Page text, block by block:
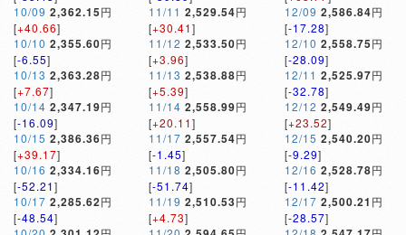
10/09 2,362.15円
[+40.66]
10/10 2,355.60円
[-6.55]
10/13 2,363.28円
[+7.67]
10/14 2,347.19円
[-16.09]
10/15 2,386.36円
[+39.17]
10/16 2,334.16円
[-52.21]
10/17 2,285.62円
[-48.54]
11/11 2,529.54円
[+30.41]
11/12 2,533.50円
[+3.96]
11/13 2,538.88円
[+5.39]
11/14 2,558.99円
[+20.11]
11/17 2,557.54円
[-1.45]
11/18 2,505.80円
[-51.74]
11/19 2,510.53円
[+4.73]
12/09 2,586.84円
[-17.28]
12/10 2,558.75円
[-28.09]
12/11 2,525.97円
[-32.78]
12/12 2,549.49円
[+23.52]
12/15 2,540.20円
[-9.29]
12/16 2,528.78円
[-11.42]
12/17 2,500.21 円
[-28.57]